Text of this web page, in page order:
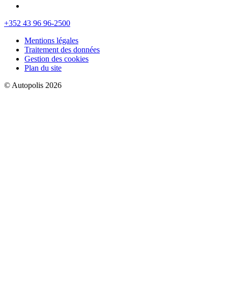
+352 43 96 96-2500
Mentions légales
Traitement des données
Gestion des cookies
Plan du site
© Autopolis 2026